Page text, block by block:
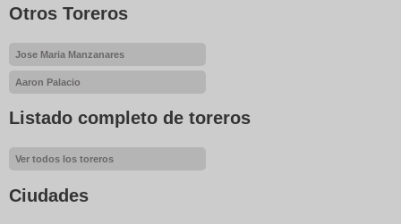
Otros Toreros
Jose Maria Manzanares
Aaron Palacio
Listado completo de toreros
Ver todos los toreros
Ciudades